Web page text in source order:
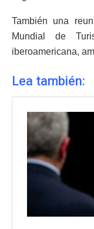
También una
Mundial de
iberoamericana,
Lea también: